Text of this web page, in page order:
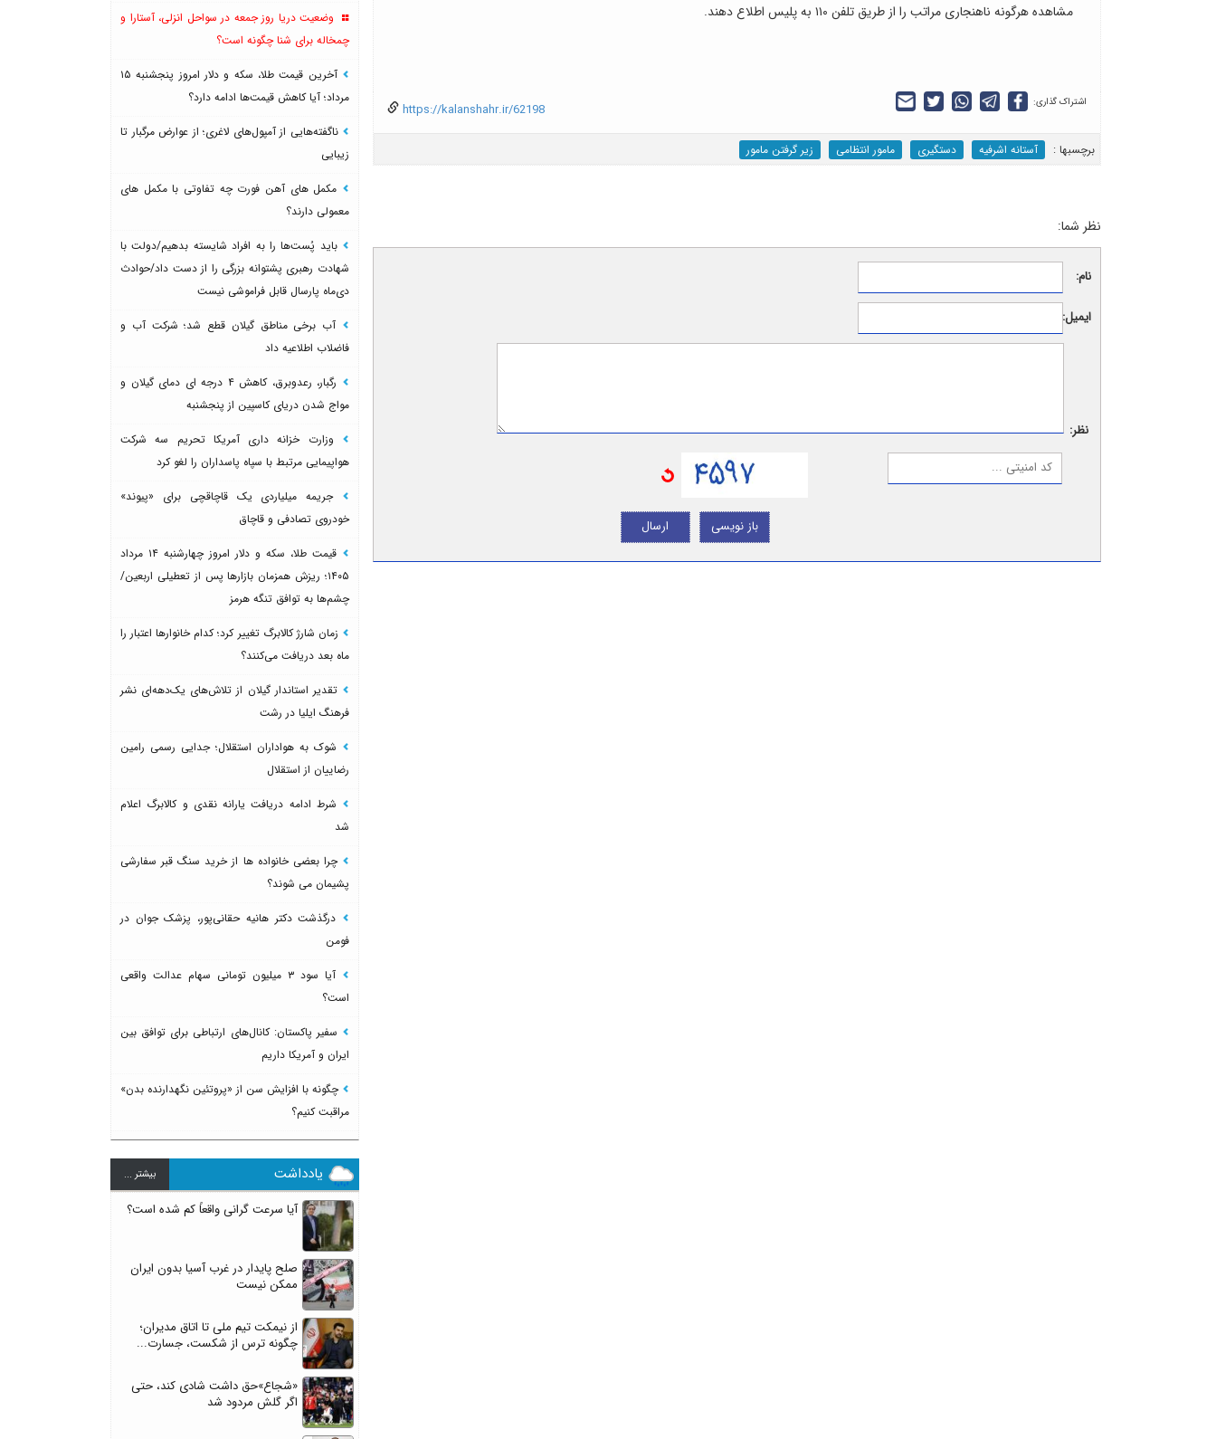
مشاهده هرگونه ناهنجاری مراتب را از طریق تلفن ۱۱۰ به پلیس اطلاع دهند.
https://kalanshahr.ir/62198 اشتراک گذاری:
برچسب‎ها : آستانه اشرفیه دستگیری مامور انتظامی زیر گرفتن مامور
نظر شما:
نام:
ایمیل:
نظر:
ارسال باز نویسی
وضعیت دریا روز جمعه در سواحل انزلی، آستارا و
چمخاله برای شنا چگونه است؟
آخرین قیمت طلا، سکه و دلار امروز پنجشنبه ۱۵
مرداد؛ آیا کاهش قیمت‌ها ادامه دارد؟
ناگفته‌هایی از آمپول‌های لاغری؛ از عوارض مرگبار تا
زیبایی
مکمل های آهن فورت چه تفاوتی با مکمل های
معمولی دارند؟
باید پُست‌ها را به افراد شایسته بدهیم/دولت با
شهادت رهبری پشتوانه بزرگی را از دست داد/حوادث
دی‌ماه پارسال قابل فراموشی نیست
آب برخی مناطق گیلان قطع شد؛ شرکت آب و
فاضلاب اطلاعیه داد
رگبار، رعدوبرق، کاهش ۴ درجه ای دمای گیلان و
مواج شدن دریای کاسپین از پنجشنبه
وزارت خزانه داری آمریکا تحریم سه شرکت
هواپیمایی مرتبط با سپاه پاسداران را لغو کرد
جریمه میلیاردی یک قاچاقچی برای «پیوند»
خودروی تصادفی و قاچاق
قیمت طلا، سکه و دلار امروز چهارشنبه ۱۴ مرداد
۱۴۰۵؛ ریزش همزمان بازارها پس از تعطیلی اربعین/
چشم‌ها به توافق تنگه هرمز
زمان شارژ کالابرگ تغییر کرد؛ کدام خانوارها اعتبار را
ماه بعد دریافت می‌کنند؟
تقدیر استاندار گیلان از تلاش‌های یک‌دهه‌ای نشر
فرهنگ ایلیا در رشت
شوک به هواداران استقلال؛ جدایی رسمی رامین
رضاییان از استقلال
شرط ادامه دریافت یارانه نقدی و کالابرگ اعلام
شد
چرا بعضی خانواده ها از خرید سنگ قبر سفارشی
پشیمان می شوند؟
درگذشت دکتر هانیه حقانی‌پور، پزشک جوان در
فومن
آیا سود ۳ میلیون تومانی سهام عدالت واقعی
است؟
سفیر پاکستان: کانال‌های ارتباطی برای توافق بین
ایران و آمریکا داریم
چگونه با افزایش سن از «پروتئین نگهدارنده بدن»
مراقبت کنیم؟
یادداشت بيشتر ...
آیا سرعت گرانی واقعاً کم شده است؟
صلح پایدار در غرب آسیا بدون ایران
ممکن نیست
از نیمکت تیم ملی تا اتاق مدیران؛
چگونه ترس از شکست، جسارت...
«شجاع»حق داشت شادی کند، حتی
اگر گلش مردود شد